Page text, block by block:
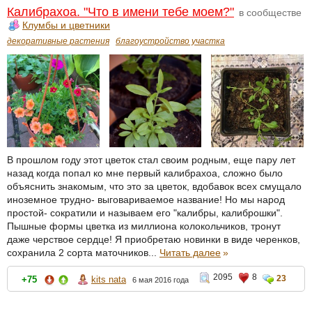
Калибрахоа. "Что в имени тебе моем?" в сообществе
Клумбы и цветники
декоративные растения благоустройство участка
В прошлом году этот цветок стал своим родным, еще пару лет
назад когда попал ко мне первый калибрахоа, сложно было
объяснить знакомым, что это за цветок, вдобавок всех смущало
иноземное трудно- выговариваемое название! Но мы народ
простой- сократили и называем его "калибры, калиброшки".
Пышные формы цветка из миллиона колокольчиков, тронут
даже черствое сердце! Я приобретаю новинки в виде черенков,
сохранила 2 сорта маточников... Читать далее»
+75 kits nata 6 мая 2016 года 2095 8 23